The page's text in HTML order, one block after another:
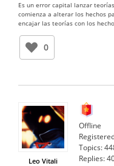
Es un error capital lanzar
comienza a alterar los hechos
encajar las teorías con los
0
Leo Vitali
Offline
Topics:
Replies: